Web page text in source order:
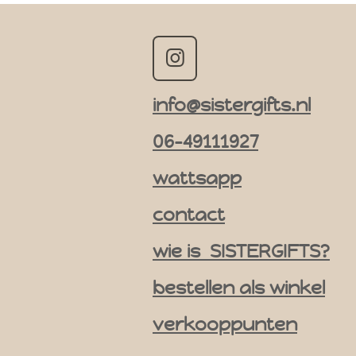
I
s
a
g
a
m
info@sistergifts.nl
06-49111927
wattsapp
contact
wie is SISTERGIFTS?
bestellen als winkel
verkooppunten